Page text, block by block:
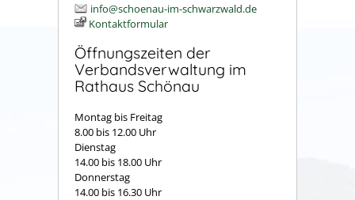
info@schoenau-im-schwarzwald.de
Kontaktformular
Öffnungszeiten der
Verbandsverwaltung im
Rathaus Schönau
Montag bis Freitag
8.00 bis 12.00 Uhr
Dienstag
14.00 bis 18.00 Uhr
Donnerstag
14.00 bis 16.30 Uhr